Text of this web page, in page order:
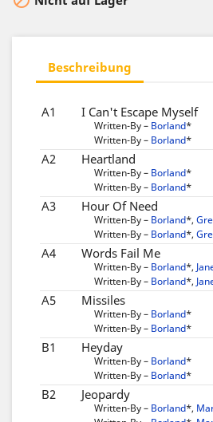
Beschreibung
A1 I Can't Escape Myself
Written-By – Borland*
Written-By – Borland*
A2 Heartland
Written-By – Borland*
Written-By – Borland*
A3 Hour Of Need
Written-By – Borland*,
Written-By – Borland*,
A4 Words Fail Me
Written-By – Borland*,
Written-By – Borland*,
A5 Missiles
Written-By – Borland*
Written-By – Borland*
B1 Heyday
Written-By – Borland*
Written-By – Borland*
B2 Jeopardy
Written-By – Borland*,